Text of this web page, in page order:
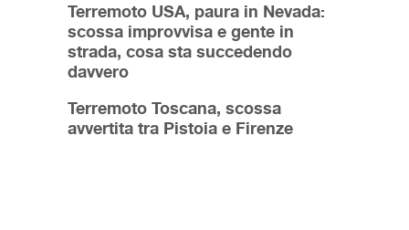
Terremoto USA, paura in Nevada:
scossa improvvisa e gente in
strada, cosa sta succedendo
davvero
Terremoto Toscana, scossa
avvertita tra Pistoia e Firenze